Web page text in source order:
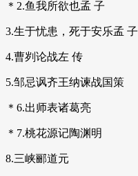
＊2.鱼我所欲也孟 子
3.生于忧患，死于安乐孟 子
4.曹刿论战左 传
5.邹忌讽齐王纳谏战国策
＊6.出师表诸葛亮
＊7.桃花源记陶渊明
8.三峡郦道元